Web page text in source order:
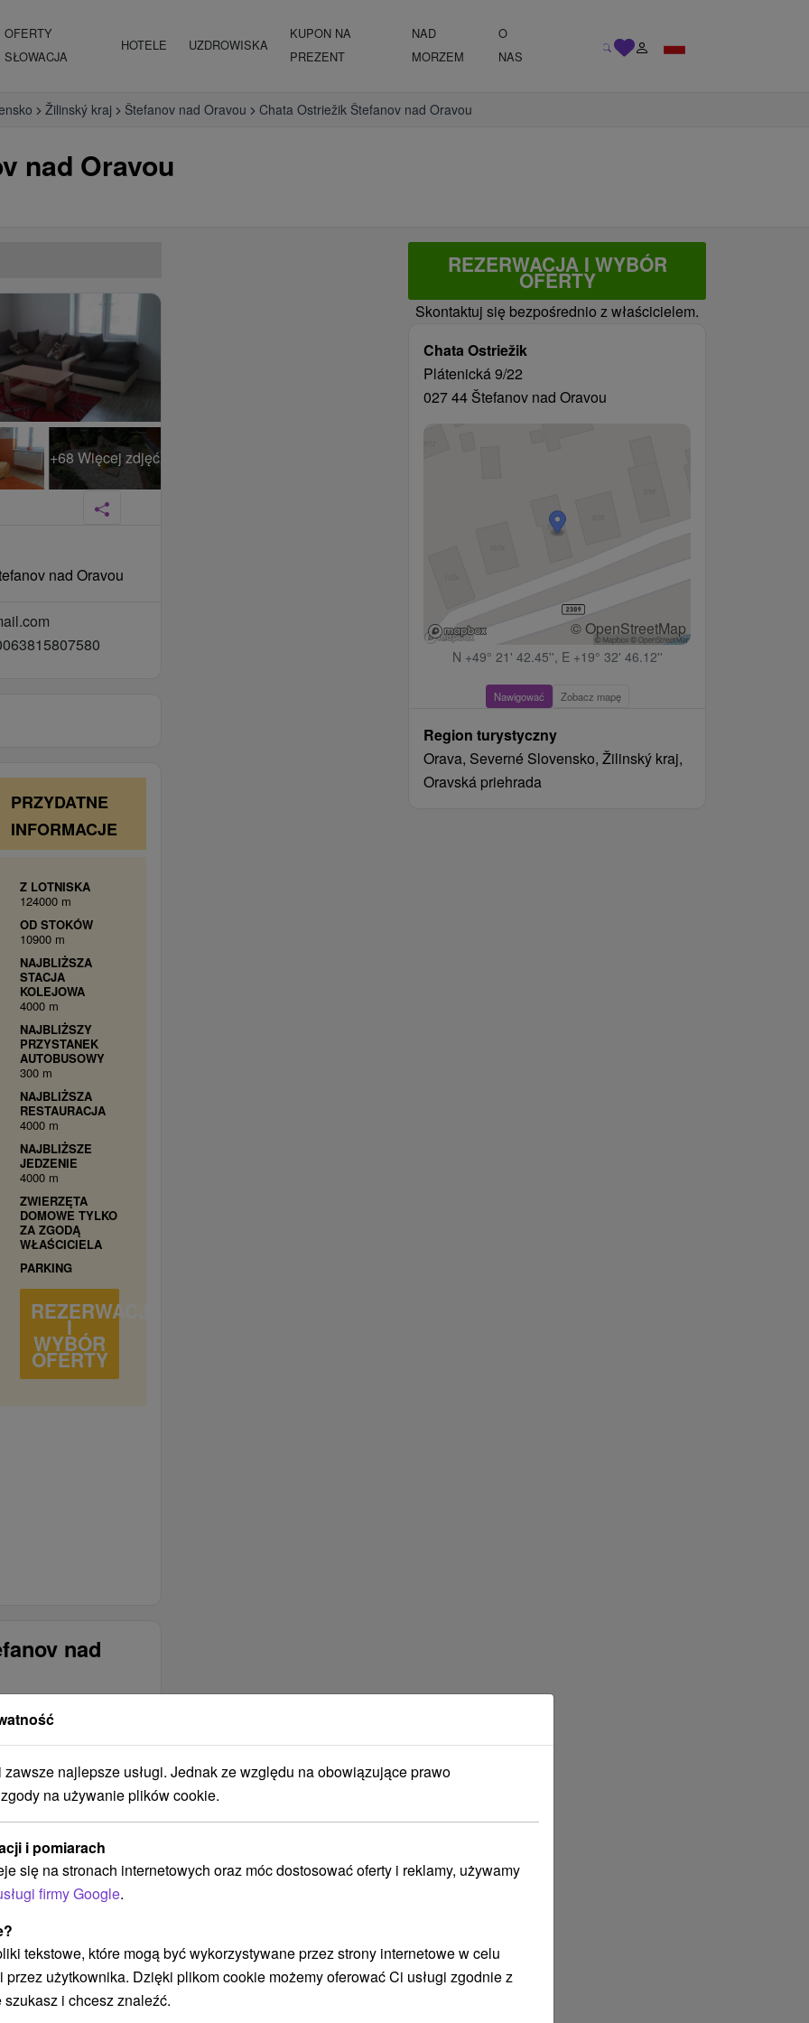
OFERTY
SŁOWACJA
HOTELE UZDROWISKA
KUPON NA
PREZENT
NAD
MORZEM
O
NAS
Žilinský kraj Štefanov nad Oravou Chata Ostriežik Štefanov nad Oravou
nad Oravou
REZERWACJA I WYBÓR
OFERTY
Skontaktuj się bezpośrednio z właścicielem.
Chata Ostriežik
Plátenická 9/22
027 44 Štefanov nad Oravou
© OpenStreetMap
N +49° 21' 42.45'', E +19° 32' 46.12''
Nawigować Zobacz mapę
Region turystyczny
Orava, Severné Slovensko, Žilinský kraj,
Oravská priehrada
+68 Więcej zdjęć
nad Oravou
PRZYDATNE
INFORMACJE
Z LOTNISKA
124000 m
OD STOKÓW
10900 m
NAJBLIŻSZA
STACJA
KOLEJOWA
4000 m
NAJBLIŻSZY
PRZYSTANEK
AUTOBUSOWY
300 m
NAJBLIŻSZA
RESTAURACJA
4000 m
NAJBLIŻSZE
JEDZENIE
4000 m
ZWIERZĘTA
DOMOWE TYLKO
ZA ZGODĄ
WŁAŚCICIELA
PARKING
REZERWACJA
I
WYBÓR
OFERTY
nad
BUDYNEK JEST
OBJĘTY ZASIĘGIEM
KOMÓRKOWEJ
Telekom
O2
ZAKWATEROWANIE
JEST
ODPOWIEDNIE DLA
Na letnú dovolenku
Na zimnú dovolenku
Aktívna dovolenka
najlepsze usługi. Jednak ze względu na obowiązujące prawo
na używanie plików cookie.
i pomiarach
się na stronach internetowych oraz móc dostosować oferty i reklamy, używamy
firmy Google.
tekstowe, które mogą być wykorzystywane przez strony internetowe w celu
przez użytkownika. Dzięki plikom cookie możemy oferować Ci usługi zgodnie z
i chcesz znaleźć.